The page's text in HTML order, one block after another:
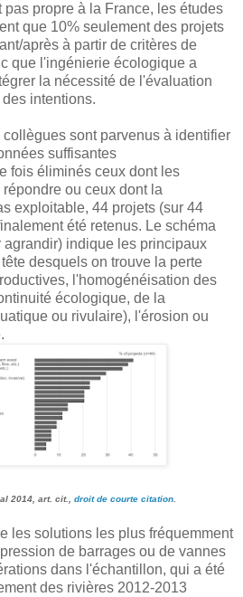
propre à la France, les études
que 10% seulement des projets
après à partir de critères de
que l'ingénierie écologique a
la nécessité de l'évaluation
intentions.
sont parvenus à identifier
suffisantes
fois éliminés ceux dont les
ou ceux dont la
exploitable, 44 projets (sur 44
été retenus. Le schéma
indique les principaux
desquels on trouve la perte
l'homogénéisation des
écologique, de la
ou rivulaire), l'érosion ou
2014, art. cit., droit de courte citation.
les solutions les plus fréquemment
de barrages ou de vannes
dans l'échantillon, qui a été
des rivières 2012-2013